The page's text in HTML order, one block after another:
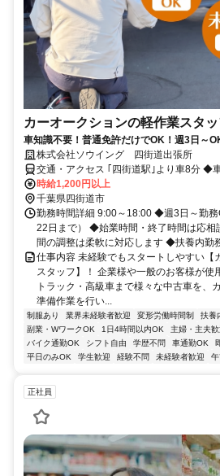
カーオークションの軽作業スタッ
車知識不要！普通免許だけでOK！週3日～
株式会社ソウイング 四街道出張所
交通・アクセス ｢四街道駅｣より車8分 ◆
時給1,200円以上
千葉県四街道市
勤務時間詳細 9:00～18:00 ◆週3日～勤
22日まで） ◆始業時間・終了時間は応
間の調整は柔軟に対応します ◆扶養内勤
仕事内容 未経験でもスタートしやすい【
スタッフ】！ 企業様や一般のお客様が使
トラック・高級車まで様々な中古車を、
準備作業を行い...
制服あり 業界未経験者歓迎 変形労働時間制 扶養
副業・WワークOK
1日4時間以内OK 主婦・主夫歓
バイク通勤OK
シフト自由 学歴不問 車通勤OK
平日のみOK
学生歓迎 経験不問 未経験者歓迎
正社員